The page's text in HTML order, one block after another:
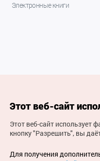
Электронные книги
(с) Национальная
права защищены
Этот веб-сайт
Этот веб-сайт использует
кнопку "Разрешить", вы
Для получения